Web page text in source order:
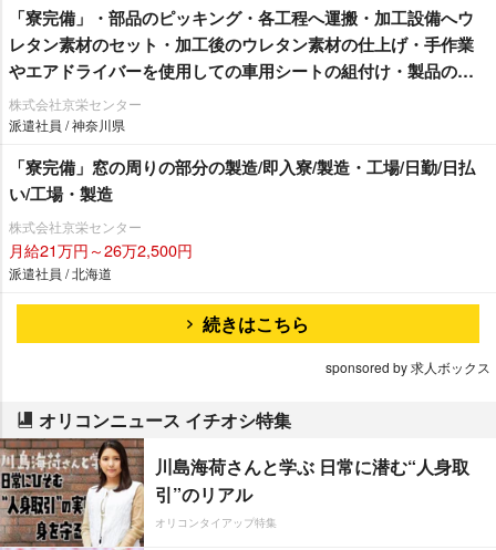
「寮完備」・部品のピッキング・各工程へ運搬・加工設備へウ
レタン素材のセット・加工後のウレタン素材の仕上げ・手作業
エアドライバーを使用しての車用シートの組付け・製品の検
査作業/即入寮/製造・工場
株式会社京栄センター
派遣社員 / 神奈川県
「寮完備」窓の周りの部分の製造/即入寮/製造・工場/日勤/日払
い/工場・製造
株式会社京栄センター
月給21万円～26万2,500円
派遣社員 / 北海道
続きはこちら
sponsored by 求人ボックス
オリコンニュース イチオシ特集
川島海荷さんと学ぶ 日常に潜む“人身取
引”のリアル
オリコンタイアップ特集